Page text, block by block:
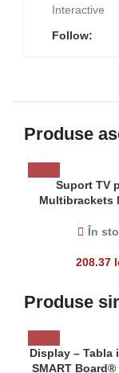
Interactive
Follow:
Produse
Suport TV
Multibrackets
40″- 85″,
În
208.37
Produse
Display – Tabla
SMART Board®